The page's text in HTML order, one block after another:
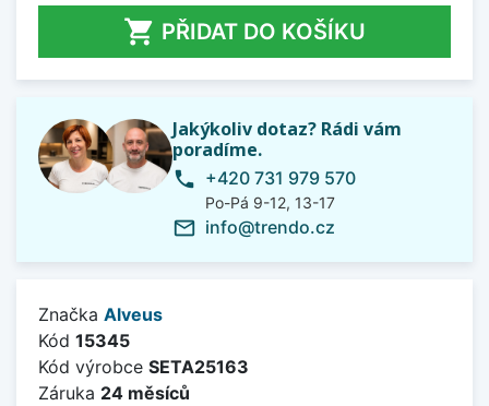
 PŘIDAT DO KOŠÍKU
Jakýkoliv dotaz? Rádi vám
poradíme.
phone +420 731 979 570
Po-Pá 9-12, 13-17
mail_outline info@trendo.cz
Značka Alveus
Kód 15345
Kód výrobce SETA25163
Záruka 24 měsíců